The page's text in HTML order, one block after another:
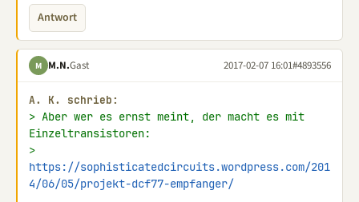
Antwort
M M.N.Gast 2017-02-07 16:01#4893556
A. K. schrieb:
> Aber wer es ernst meint, der macht es mit
Einzeltransistoren:
https://sophisticatedcircuits.wordpress.com/201
4/06/05/projekt-dcf77-empfanger/